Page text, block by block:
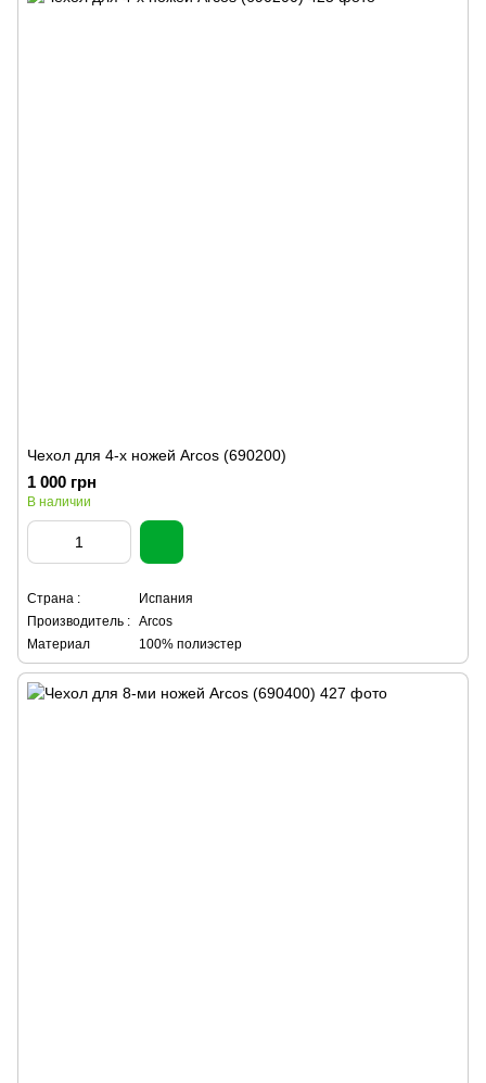
Чехол для 4-х ножей Arcos (690200)
1 000 грн
В наличии
Страна :
Испания
Производитель : Arcos
Материал
100% полиэстер